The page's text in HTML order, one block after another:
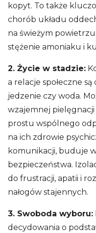
kopyt. To także
chorób układu
na świeżym
stężenie amoniaku i
2. Życie w stadzie:
a relacje społeczne
jedzenie czy woda.
wzajemnej pielęgnacji
prostu wspólnego
na ich zdrowie
komunikacji, buduje
bezpieczeństwa.
do frustracji, apatii i
nałogów stajennych.
3. Swoboda wyboru:
decydowania o